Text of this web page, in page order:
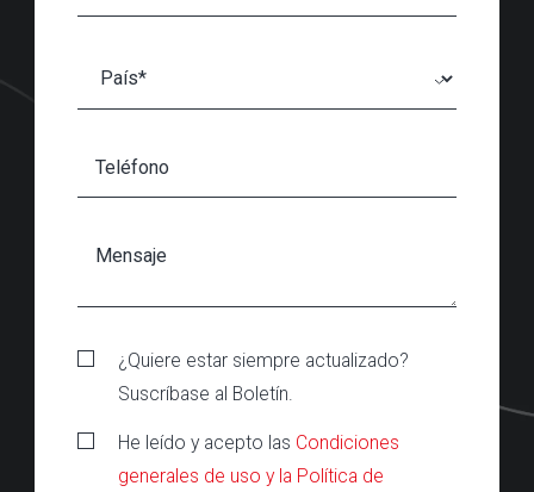
¿Quiere estar siempre actualizado?
Suscríbase al Boletín.
He leído y acepto las Condiciones
generales de uso y la Política de